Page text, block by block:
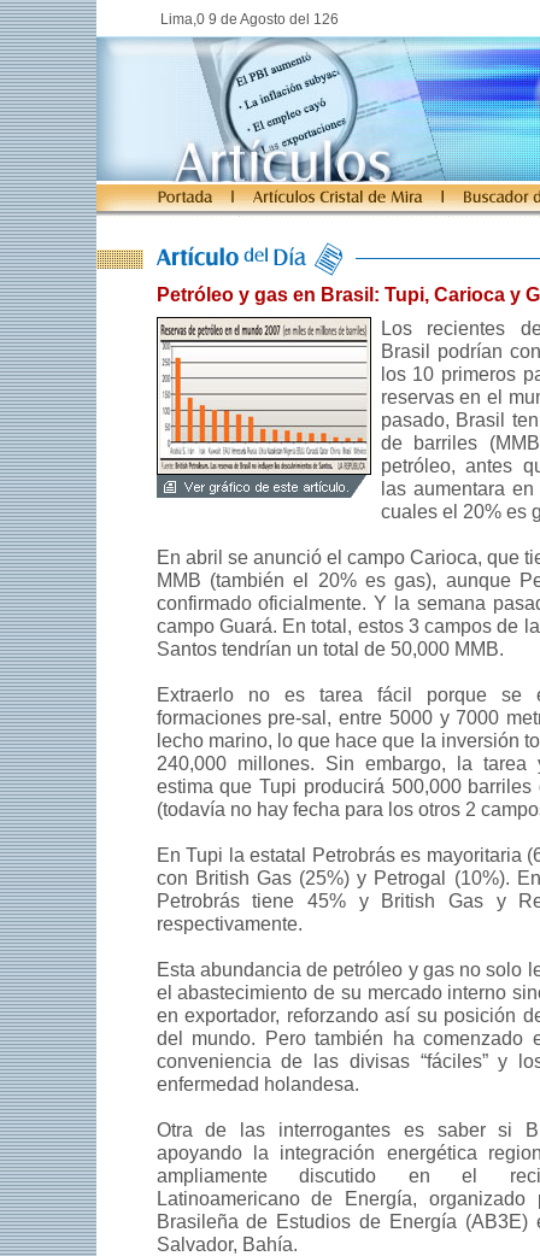
Lima,0 9 de Agosto del 126
Petróleo y gas en Brasil: Tupi, Carioca y
Los recientes
Brasil podrían
los 10 primeros
reservas en el
pasado, Brasil
de barriles
petróleo, antes
las aumentara
cuales el 20% es
En abril se anunció el campo Carioca, que
MMB (también el 20% es gas), aunque
confirmado oficialmente. Y la semana
campo Guará. En total, estos 3 campos de
Santos tendrían un total de 50,000 MMB.
Extraerlo no es tarea fácil porque se
formaciones pre-sal, entre 5000 y 7000
lecho marino, lo que hace que la inversión
240,000 millones. Sin embargo, la
estima que Tupi producirá 500,000
(todavía no hay fecha para los otros 2
En Tupi la estatal Petrobrás es mayoritaria
con British Gas (25%) y Petrogal (10%).
Petrobrás tiene 45% y British Gas y
respectivamente.
Esta abundancia de petróleo y gas no solo
el abastecimiento de su mercado interno
en exportador, reforzando así su posición
del mundo. Pero también ha comenzado
conveniencia de las divisas “fáciles” y
enfermedad holandesa.
Otra de las interrogantes es saber si
apoyando la integración energética
ampliamente discutido en el
Latinoamericano de Energía,
Brasileña de Estudios de Energía (AB3E)
Salvador, Bahía.